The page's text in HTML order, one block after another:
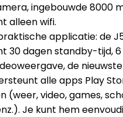
ingebouwde 8000
alleen wifi.
applicatie: de
30 dagen standby-tijd,
de nieuwste
alle apps Play
(weer, video, games,
Je kunt hem